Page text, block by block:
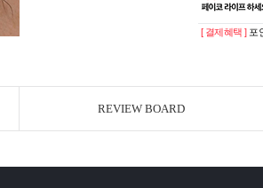
[ 결제혜택 ] 포
REVIEW BOARD